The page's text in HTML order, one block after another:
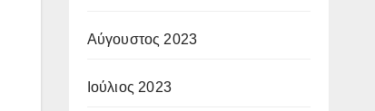
Αύγουστος 2023
Ιούλιος 2023